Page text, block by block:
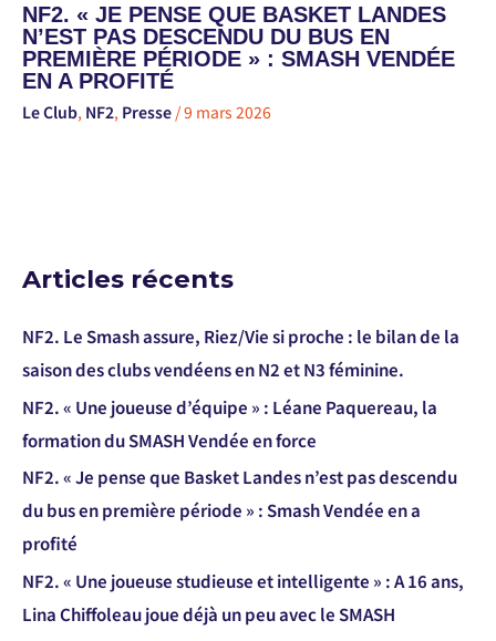
NF2. « JE PENSE QUE BASKET LANDES
N’EST PAS DESCENDU DU BUS EN
PREMIÈRE PÉRIODE » : SMASH VENDÉE
EN A PROFITÉ
Le Club, NF2, Presse /9 mars 2026
Articles récents
NF2. Le Smash assure, Riez/Vie si proche : le bilan de la
saison des clubs vendéens en N2 et N3 féminine.
NF2. « Une joueuse d’équipe » : Léane Paquereau, la
formation du SMASH Vendée en force
NF2. « Je pense que Basket Landes n’est pas descendu
du bus en première période » : Smash Vendée en a
profité
NF2. « Une joueuse studieuse et intelligente » : A 16 ans,
Lina Chiffoleau joue déjà un peu avec le SMASH